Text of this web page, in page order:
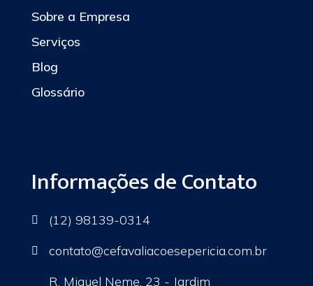
Sobre a Empresa
Serviços
Blog
Glossário
Informações de Contato
 (12) 98139-0314
 contato@cefavaliacoesepericia.com.br
R. Miguel Neme, 23 - Jardim